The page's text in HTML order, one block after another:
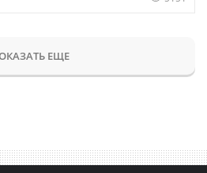
ЕЩЕ